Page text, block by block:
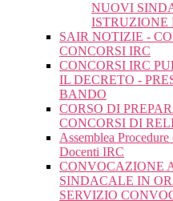
NUOVI
ISTRUZIONE
SAIR NOTIZIE -
CONCORSI IRC
CONCORSI IRC
IL DECRETO -
BANDO
CORSO DI
CONCORSI DI
Assemblea
Docenti IRC
CONVOCAZIONE
SINDACALE IN
SERVIZIO